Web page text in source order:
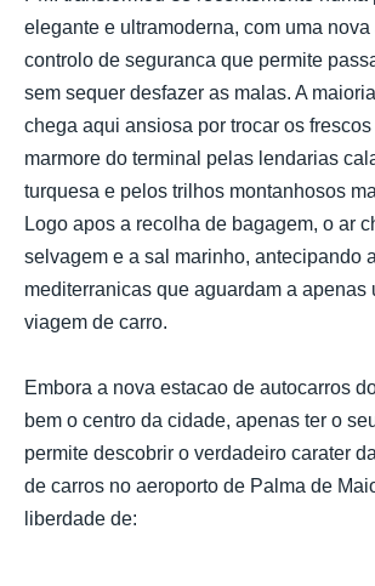
elegante e ultramoderna, com uma
controlo de seguranca que permite
sem sequer desfazer as malas. A
chega aqui ansiosa por trocar os
marmore do terminal pelas lendarias
turquesa e pelos trilhos montanhosos
Logo apos a recolha de bagagem, o ar
selvagem e a sal marinho, antecipando
mediterranicas que aguardam a apenas
viagem de carro.
Embora a nova estacao de autocarros
bem o centro da cidade, apenas ter o
permite descobrir o verdadeiro carater
de carros no aeroporto de Palma de
liberdade de: